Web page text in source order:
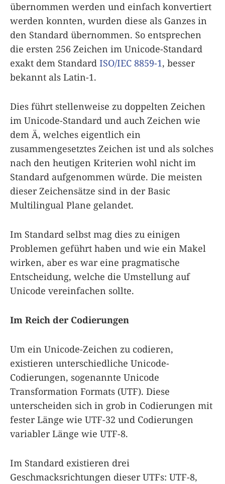
übernommen werden und einfach konvertiert
werden konnten, wurden diese als Ganzes in
den Standard übernommen. So entsprechen
die ersten 256 Zeichen im Unicode-Standard
exakt dem Standard ISO/IEC 8859-1, besser
bekannt als Latin-1.
Dies führt stellenweise zu doppelten Zeichen
im Unicode-Standard und auch Zeichen wie
dem Ä, welches eigentlich ein
zusammengesetztes Zeichen ist und als solches
nach den heutigen Kriterien wohl nicht im
Standard aufgenommen würde. Die meisten
dieser Zeichensätze sind in der Basic
Multilingual Plane gelandet.
Im Standard selbst mag dies zu einigen
Problemen geführt haben und wie ein Makel
wirken, aber es war eine pragmatische
Entscheidung, welche die Umstellung auf
Unicode vereinfachen sollte.
Im Reich der Codierungen
Um ein Unicode-Zeichen zu codieren,
existieren unterschiedliche Unicode-
Codierungen, sogenannte Unicode
Transformation Formats (UTF). Diese
unterscheiden sich in grob in Codierungen mit
fester Länge wie UTF-32 und Codierungen
variabler Länge wie UTF-8.
Im Standard existieren drei
Geschmacksrichtungen dieser UTFs: UTF-8,